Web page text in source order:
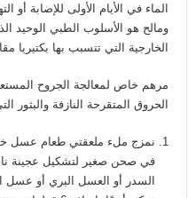
الماء في الأيام الأولى للإصابة
ومالح هو الأسلوب الطبي الوحيد
الخارجية التي تتسبب بها بكتيريا
مرهم خاص لمعالجة الجروح
الحروق المتقرحة النازفة والبثور
نمزج ملء ملعقتي طعام عسل
في صحن صغير لتشكيل عجينة
السدر أو العسل البري أو عسل